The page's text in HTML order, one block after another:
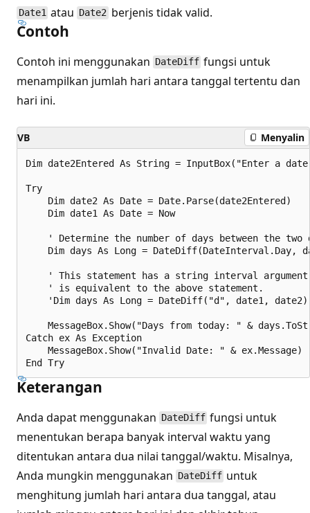
Date1 atau Date2berjenis tidak valid.
Contoh
Contoh ini menggunakan DateDiff fungsi untuk
menampilkan jumlah hari antara tanggal tertentu dan
hari ini.
VB Menyalin
Dim date2Entered As String = InputBox("Enter a
Try
    Dim date2 As Date = Date.Parse(date2Entered)
    Dim date1 As Date = Now
' Determine the number of days between the two
Dim days As Long = DateDiff(DateInterval.Day,
' This statement has a string interval
    ' is equivalent to the above statement.
    'Dim days As Long = DateDiff("d", date1, date2)
MessageBox.Show("Days from today: " &
Catch ex As Exception
    MessageBox.Show("Invalid Date: " & ex.Message)
Keterangan
Anda dapat menggunakan DateDiff fungsi untuk
menentukan berapa banyak interval waktu yang
ditentukan antara dua nilai tanggal/waktu. Misalnya,
Anda mungkin menggunakan DateDiff untuk
menghitung jumlah hari antara dua tanggal, atau